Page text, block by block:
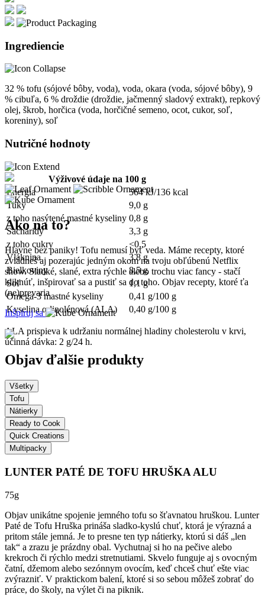
Ingrediencie
32 % tofu (sójové bôby, voda), voda, okara (voda, sójové bôby), 9
% cibuľa, 6 % droždie (droždie, jačmenný sladový extrakt), repkový
olej, škrob, horčica (voda, horčičné semeno, ocot, cukor, soľ,
koreniny), soľ
Nutričné hodnoty
Výživové údaje na 100 g
Energia
564 kJ/136 kcal
Tuky
9,0 g
z toho nasýtené mastné kyseliny 0,8 g
Sacharidy
3,3 g
z toho cukry
<0,5
Vláknina
3,8 g
Bielkoviny
8,5 g
Soľ
1,1 g
Omega-3 mastné kyseliny
0,41 g/100 g
Kyselina α-linolénová (ALA)
0,40 g/100 g
ALA prispieva k udržaniu normálnej hladiny cholesterolu v krvi,
účinná dávka: 2 g/24 h.
Ako na to?
Hlavne bez paniky! Tofu nemusí byť veda. Máme recepty, ktoré
zvládneš aj pozerajúc jedným okom na tvoju obľúbenú Netflix
show. Sladké, slané, extra rýchle alebo trochu viac fancy - stačí
kliknúť, inšpirovať sa a pustiť sa do toho. Objav recepty, ktoré ťa
(ne)prevaria
Inšpiruj sa
Objav ďalšie produkty
Všetky
Tofu
Nátierky
Ready to Cook
Quick Creations
Multipacky
LUNTER PATÉ DE TOFU HRUŠKA ALU
75g
Objav unikátne spojenie jemného tofu so šťavnatou hruškou. Lunter
Paté de Tofu Hruška prináša sladko-kyslú chuť, ktorá je výrazná a
pritom stále jemná. Je to presne ten typ nátierky, ktorú si dáš „len
tak“ a zrazu je prázdny obal. Vychutnaj si ho na pečive alebo
krekroch či rýchlo medzi stretnutiami. Skvelo funguje aj s ovocným
čatní, džemom alebo sezónnym ovocím, keď chceš chuť ešte viac
zvýrazniť. V praktickom balení, ktoré si so sebou môžeš zobrať do
práce, do školy, na výlet či na piknik.